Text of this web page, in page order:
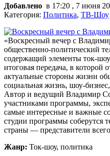
Добавлено в 17:20 , 7 июня
Категория: Политика, ТВ-Шоу
«Воскресный вечер с
общественно-политический
содержащий элементы ток-
итоговая передача, в которой
актуальные стороны жизни
социальная жизнь, шоу-
Автор и ведущий Владимир
участниками программы,
самые интересные и важные
студии программы соберутся
страны — представители
Жанр: Ток-шоу, политика